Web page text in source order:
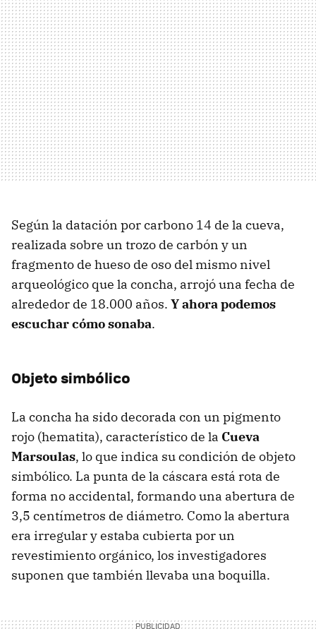
Según la datación por carbono 14 de la cueva,
realizada sobre un trozo de carbón y un
fragmento de hueso de oso del mismo nivel
arqueológico que la concha, arrojó una fecha de
alrededor de 18.000 años. Y ahora podemos
escuchar cómo sonaba.
Objeto simbólico
La concha ha sido decorada con un pigmento
rojo (hematita), característico de la Cueva
Marsoulas, lo que indica su condición de objeto
simbólico. La punta de la cáscara está rota de
forma no accidental, formando una abertura de
3,5 centímetros de diámetro. Como la abertura
era irregular y estaba cubierta por un
revestimiento orgánico, los investigadores
suponen que también llevaba una boquilla.